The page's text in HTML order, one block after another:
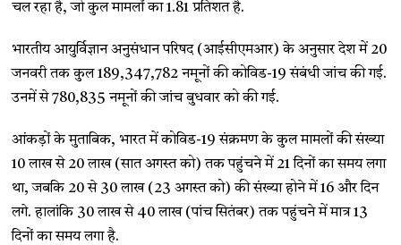
चल रहा है, जो कुल मामलों का 1.81 प्रतिशत है.
भारतीय आयुर्विज्ञान अनुसंधान परिषद (आईसीएमआर) के अनुसार देश में 20
जनवरी तक कुल 189,347,782 नमूनों की कोविड-19 संबंधी जांच की गई.
उनमें से 780,835 नमूनों की जांच बुधवार को की गई.
आंकड़ों के मुताबिक, भारत में कोविड-19 संक्रमण के कुल मामलों की संख्या
10 लाख से 20 लाख (सात अगस्त को) तक पहुंचने में 21 दिनों का समय लगा
था, जबकि 20 से 30 लाख (23 अगस्त को) की संख्या होने में 16 और दिन
लगे. हालांकि 30 लाख से 40 लाख (पांच सितंबर) तक पहुंचने में मात्र 13
दिनों का समय लगा है.